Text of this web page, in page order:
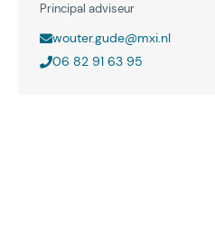
Principal adviseur
wouter.gude@mxi.nl
06 82 91 63 95